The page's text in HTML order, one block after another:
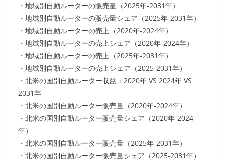
・地域別自動ルーターの販売量（2025年-2031年）
・地域別自動ルーターの販売量シェア（2025年-2031年）
・地域別自動ルーターの売上（2020年-2024年）
・地域別自動ルーターの売上シェア（2020年-2024年）
・地域別自動ルーターの売上（2025年-2031年）
・地域別自動ルーターの売上シェア（2025-2031年）
・北米の国別自動ルーター収益：2020年 VS 2024年 VS
2031年
・北米の国別自動ルーター販売量（2020年-2024年）
・北米の国別自動ルーター販売量シェア（2020年-2024
年）
・北米の国別自動ルーター販売量（2025年-2031年）
・北米の国別自動ルーター販売量シェア（2025-2031年）